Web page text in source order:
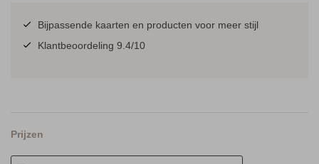
Bijpassende kaarten en producten voor meer stijl
Klantbeoordeling 9.4/10
Prijzen